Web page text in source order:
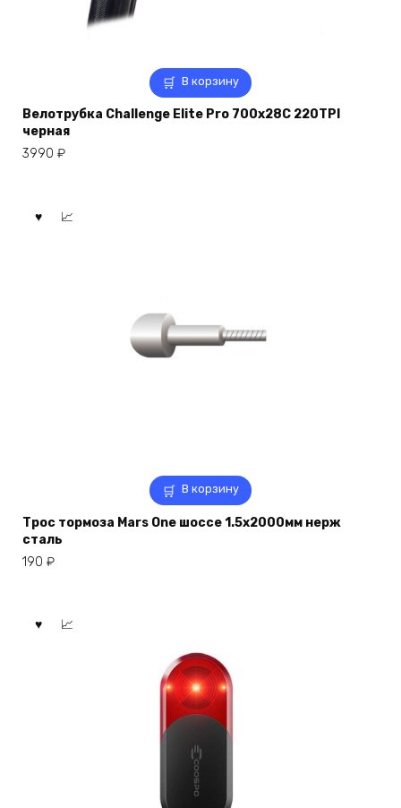
В корзину
Велотрубка Challenge Elite Pro 700x28C 220TPI
черная
3990 ₽
В корзину
Трос тормоза Mars One шоссе 1.5х2000мм нерж
сталь
190 ₽